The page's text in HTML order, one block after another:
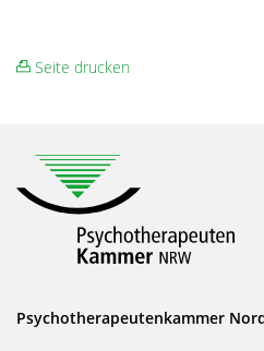
Seite drucken
Psychotherapeutenkammer